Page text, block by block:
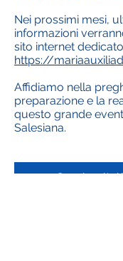
Nei prossimi mesi,
informazioni
sito internet
https://
Affidiamo nella
preparazione e la
questo grande
Salesiana.
Scarica